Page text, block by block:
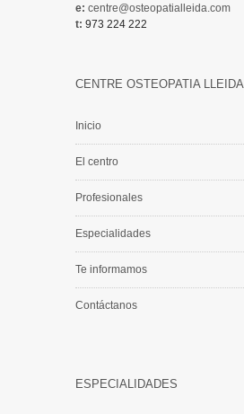
e: centre@osteopatialleida.com
t: 973 224 222
CENTRE OSTEOPATIA LLEIDA
Inicio
El centro
Profesionales
Especialidades
Te informamos
Contáctanos
ESPECIALIDADES